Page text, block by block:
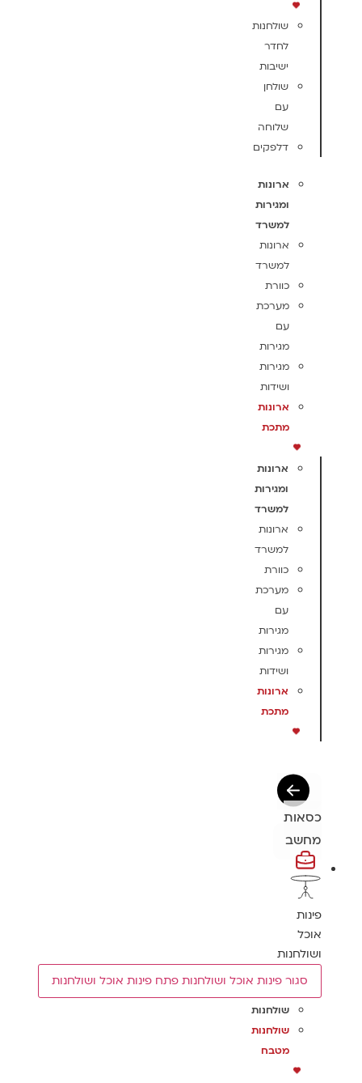
שולחנות
לחדר
ישיבות
שולחן
עם
שלוחה
דלפקים
ארונות
ומגירות
למשרד
ארונות
למשרד
כוורת
מערכת
עם
מגירות
מגירות
ושידות
ארונות
מתכת
ארונות
ומגירות
למשרד
ארונות
למשרד
כוורת
מערכת
עם
מגירות
מגירות
ושידות
ארונות
מתכת
כסאות
מחשב
פינות
אוכל
ושולחנות
סגור פינות אוכל ושולחנות פתח פינות אוכל ושולחנות
שולחנות
שולחנות
מטבח